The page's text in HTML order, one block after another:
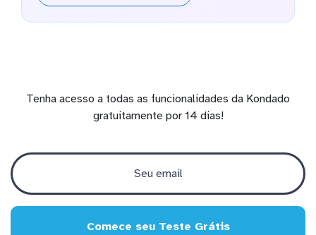
Tenha acesso a todas as funcionalidades da Kondado
gratuitamente por 14 dias!
Comece seu Teste Grátis